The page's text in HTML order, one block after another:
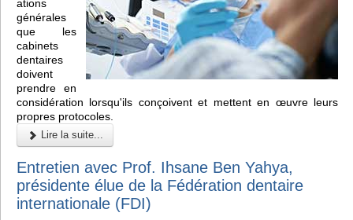
ations
générales
que les
cabinets
dentaires
doivent
prendre en
considération lorsqu'ils conçoivent et mettent en œuvre leurs
propres protocoles.
Lire la suite...
Entretien avec Prof. Ihsane Ben Yahya,
présidente élue de la Fédération dentaire
internationale (FDI)